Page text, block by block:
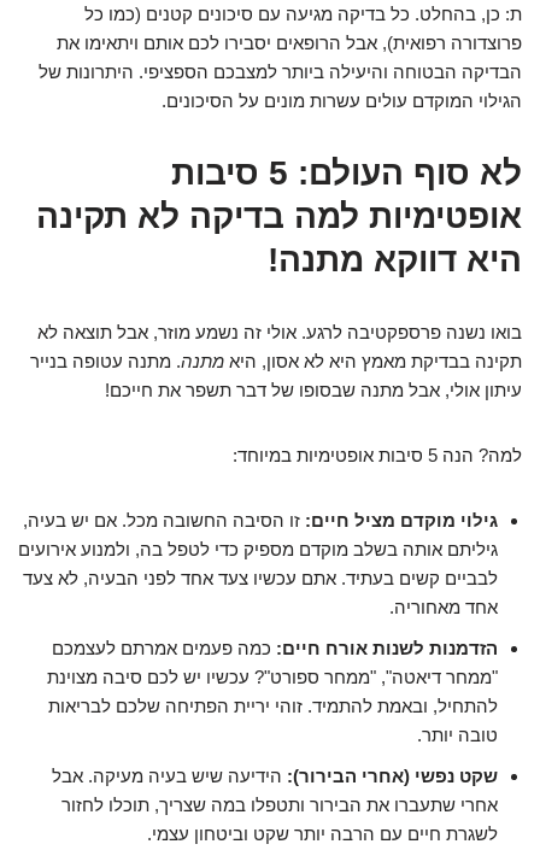
ת: כן, בהחלט. כל בדיקה מגיעה עם סיכונים קטנים (כמו כל
פרוצדורה רפואית), אבל הרופאים יסבירו לכם אותם ויתאימו את
הבדיקה הבטוחה והיעילה ביותר למצבכם הספציפי. היתרונות של
הגילוי המוקדם עולים עשרות מונים על הסיכונים.
לא סוף העולם: 5 סיבות
אופטימיות למה בדיקה לא תקינה
היא דווקא מתנה!
בואו נשנה פרספקטיבה לרגע. אולי זה נשמע מוזר, אבל תוצאה לא
תקינה בבדיקת מאמץ היא לא אסון, היא מתנה. מתנה עטופה בנייר
עיתון אולי, אבל מתנה שבסופו של דבר תשפר את חייכם!
למה? הנה 5 סיבות אופטימיות במיוחד:
גילוי מוקדם מציל חיים: זו הסיבה החשובה מכל. אם יש בעיה,
גיליתם אותה בשלב מוקדם מספיק כדי לטפל בה, ולמנוע אירועים
לבביים קשים בעתיד. אתם עכשיו צעד אחד לפני הבעיה, לא צעד
אחד מאחוריה.
הזדמנות לשנות אורח חיים: כמה פעמים אמרתם לעצמכם
"ממחר דיאטה", "ממחר ספורט"? עכשיו יש לכם סיבה מצוינת
להתחיל, ובאמת להתמיד. זוהי יריית הפתיחה שלכם לבריאות
טובה יותר.
שקט נפשי (אחרי הבירור): הידיעה שיש בעיה מעיקה. אבל
אחרי שתעברו את הבירור ותטפלו במה שצריך, תוכלו לחזור
לשגרת חיים עם הרבה יותר שקט וביטחון עצמי.